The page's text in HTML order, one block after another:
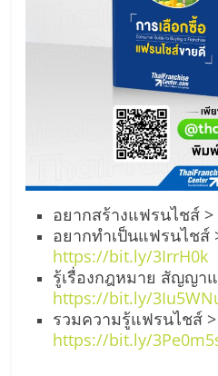
อยากสร้างแฟรนไชส์ >
อยากทำเป็นแฟรนไชส์
https://bit.ly/3IrrH0k
รู้เรื่องกฎหมาย สัญญา
https://bit.ly/
รวมความรู้แฟรนไชส์ >
https://bit.ly/